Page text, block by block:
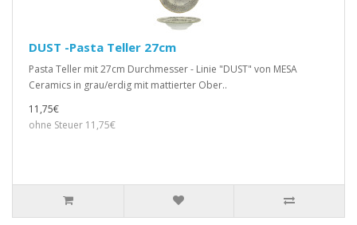
DUST -Pasta Teller 27cm
Pasta Teller mit 27cm Durchmesser - Linie "DUST" von MESA
Ceramics in grau/erdig mit mattierter Ober..
11,75€
ohne Steuer 11,75€